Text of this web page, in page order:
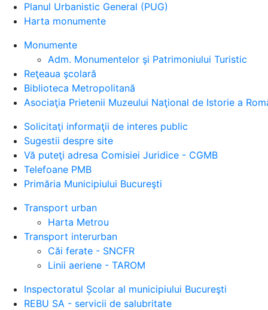
Planul Urbanistic General (PUG)
Harta monumente
Monumente
Adm. Monumentelor şi Patrimoniului Turistic
Reţeaua şcolară
Biblioteca Metropolitană
Asociaţia Prietenii Muzeului Naţional de Istorie a
Solicitaţi informaţii de interes public
Sugestii despre site
Vă puteţi adresa Comisiei Juridice - CGMB
Telefoane PMB
Primăria Municipiului Bucureşti
Transport urban
Harta Metrou
Transport interurban
Căi ferate - SNCFR
Linii aeriene - TAROM
Inspectoratul Școlar al municipiului Bucureşti
REBU SA - servicii de salubritate